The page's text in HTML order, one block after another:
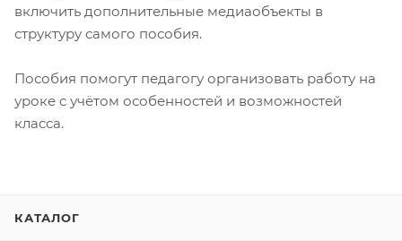
включить дополнительные медиаобъекты в
структуру самого пособия.
Пособия помогут педагогу организовать работу на
уроке с учётом особенностей и возможностей
класса.
КАТАЛОГ